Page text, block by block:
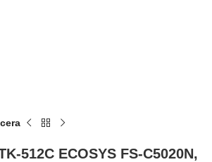
512C ECOSYS FS-C5020N,